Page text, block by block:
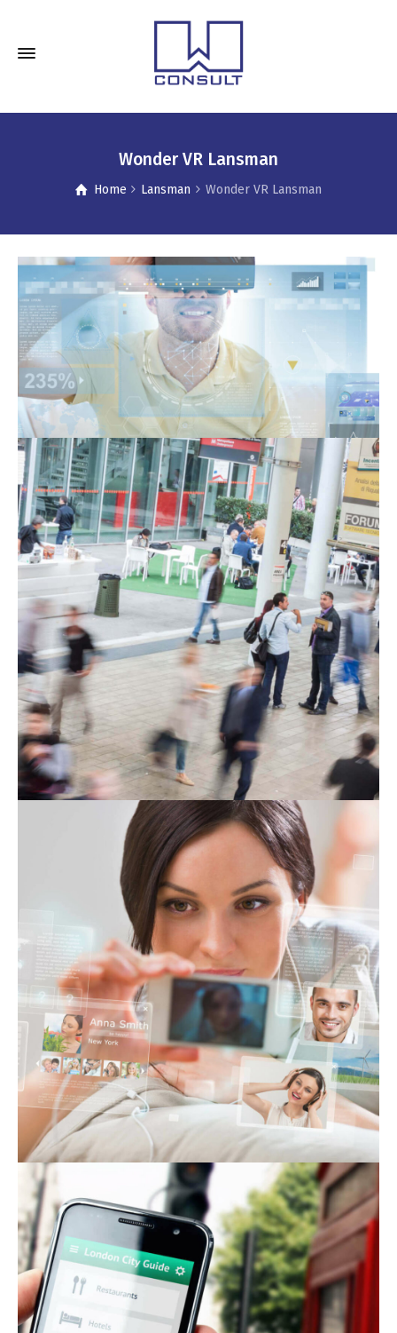
Wonder VR Lansman
Home Lansman Wonder VR Lansman